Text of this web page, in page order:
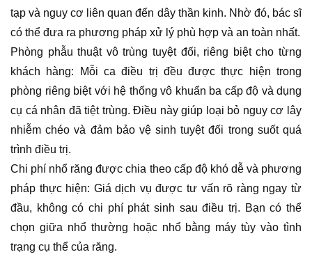
tạp và nguy cơ liên quan đến dây thần kinh. Nhờ đó, bác sĩ
có thể đưa ra phương pháp xử lý phù hợp và an toàn nhất.
Phòng phẫu thuật vô trùng tuyệt đối, riêng biệt cho từng
khách hàng: Mỗi ca điều trị đều được thực hiện trong
phòng riêng biệt với hệ thống vô khuẩn ba cấp độ và dụng
cụ cá nhân đã tiệt trùng. Điều này giúp loại bỏ nguy cơ lây
nhiễm chéo và đảm bảo vệ sinh tuyệt đối trong suốt quá
trình điều trị.
Chi phí nhổ răng được chia theo cấp độ khó dễ và phương
pháp thực hiện: Giá dịch vụ được tư vấn rõ ràng ngay từ
đầu, không có chi phí phát sinh sau điều trị. Bạn có thể
chọn giữa nhổ thường hoặc nhổ bằng máy tùy vào tình
trạng cụ thể của răng.